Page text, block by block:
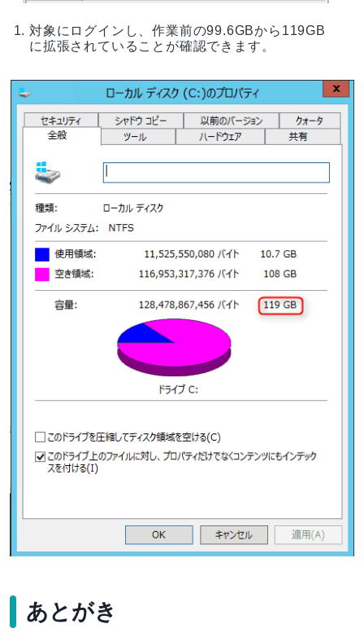
対象にログインし、作業前の99.6GBから119GB
に拡張されていることが確認できます。
あとがき